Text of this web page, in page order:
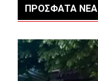
ΠΡΌΣΦΑΤΑ ΝΈΑ